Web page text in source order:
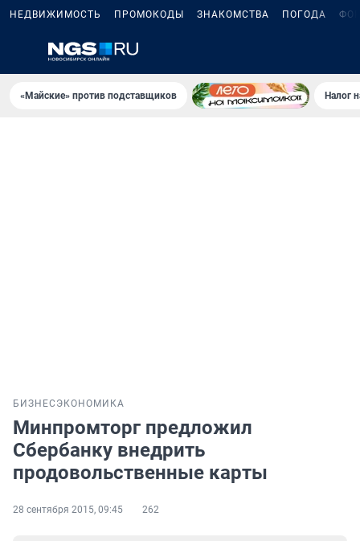
НЕДВИЖИМОСТЬ ПРОМОКОДЫ ЗНАКОМСТВА ПОГОДА
«Майские» против подставщиков Налог
БИЗНЕС ЭКОНОМИКА
Минпромторг предложил
Сбербанку внедрить
продовольственные карты
28 сентября 2015, 09:45 262